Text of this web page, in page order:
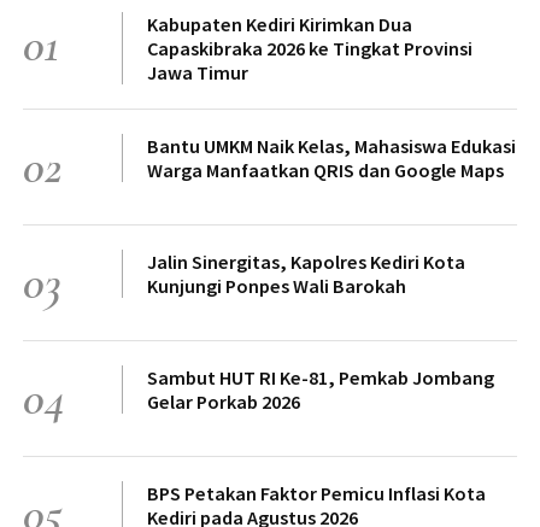
01
Kabupaten Kediri Kirimkan Dua
Capaskibraka 2026 ke Tingkat Provinsi
Jawa Timur
02
Bantu UMKM Naik Kelas, Mahasiswa Edukasi
Warga Manfaatkan QRIS dan Google Maps
03
Jalin Sinergitas, Kapolres Kediri Kota
Kunjungi Ponpes Wali Barokah
04
Sambut HUT RI Ke-81, Pemkab Jombang
Gelar Porkab 2026
05
BPS Petakan Faktor Pemicu Inflasi Kota
Kediri pada Agustus 2026